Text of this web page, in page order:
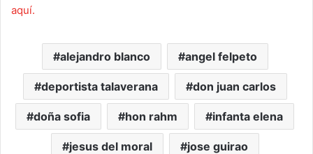
aquí.
alejandro blanco angel felpeto
deportista talaverana don juan carlos
doña sofia hon rahm infanta elena
jesus del moral jose guirao